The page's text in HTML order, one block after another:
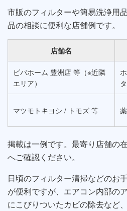
市販のフィルターや簡易洗浄用
品の相談に便利な店舗例です。
店舗名
ビバホーム 豊洲店 等（※近隣
エリア）
マツモトキヨシ / トモズ 等
掲載は一例です。最寄り店舗の
へご確認ください。
日頃のフィルター清掃などのお
が便利ですが、エアコン内部の
にこびりついたカビの除去など、